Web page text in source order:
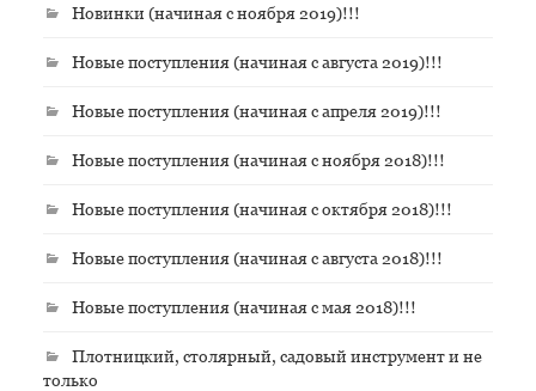
Новинки (начиная с ноября 2019)!!!
Новые поступления (начиная с августа 2019)!!!
Новые поступления (начиная с апреля 2019)!!!
Новые поступления (начиная с ноября 2018)!!!
Новые поступления (начиная с октября 2018)!!!
Новые поступления (начиная с августа 2018)!!!
Новые поступления (начиная с мая 2018)!!!
Плотницкий, столярный, садовый инструмент и не
только